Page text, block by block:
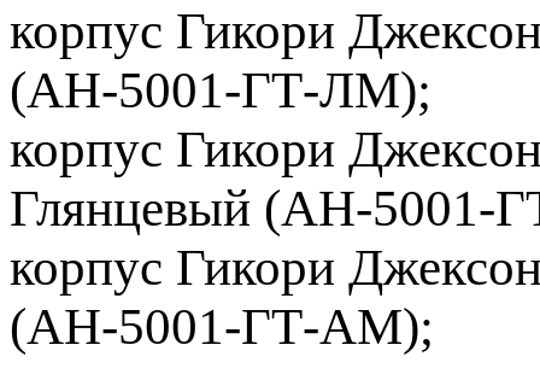
корпус Гикори
(АН-5001-ГТ-ЛМ);
корпус Гикори
Глянцевый (АН-5001-
корпус Гикори
(АН-5001-ГТ-АМ);